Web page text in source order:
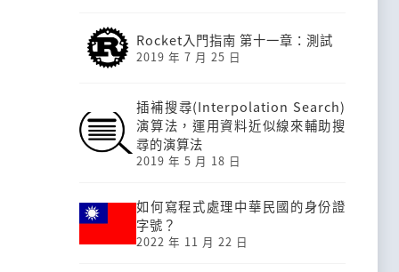
Rocket入門指南 第十一章：測試
2019 年 7 月 25 日
插補搜尋(Interpolation Search)
演算法，運用資料近似線來輔助搜
尋的演算法
2019 年 5 月 18 日
如何寫程式處理中華民國的身份證
字號？
2022 年 11 月 22 日